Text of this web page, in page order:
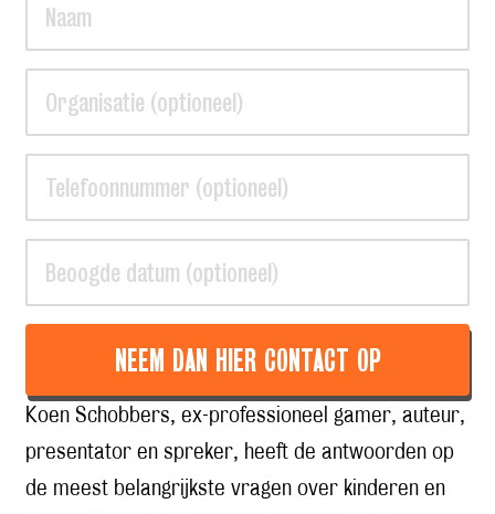
NEEM DAN HIER CONTACT OP
Koen Schobbers, ex-professioneel gamer, auteur,
presentator en spreker, heeft de antwoorden op
de meest belangrijkste vragen over kinderen en